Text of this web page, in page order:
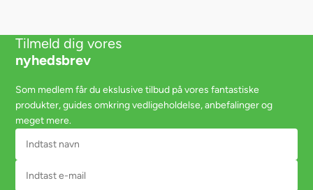
Tilmeld dig vores
nyhedsbrev
Som medlem får du ekslusive tilbud på vores fantastiske
produkter, guides omkring vedligeholdelse, anbefalinger og
meget mere.